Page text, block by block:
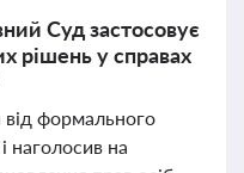
Суд застосовує
рішень у справах
формального
наголосив на